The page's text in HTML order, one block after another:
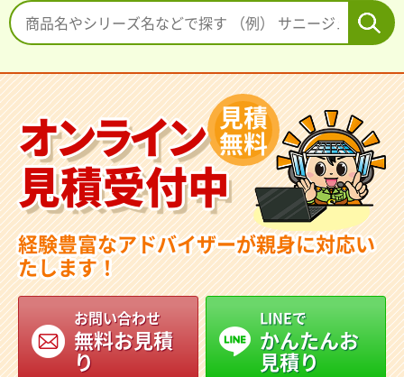
オンライン
見積受付中
見積
無料
経験豊富なアドバイザーが親身に対応い
たします！
お問い合わせ
無料お見積
り
LINEで
かんたんお
見積り